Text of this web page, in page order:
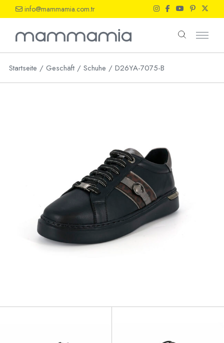
the
info@mammamia.com.tr
Startseite Geschäft Schuhe D26YA-7075-B